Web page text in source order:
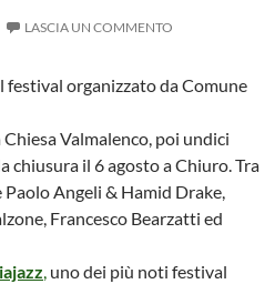
LASCIA UN COMMENTO
festival organizzato da Comune
Chiesa Valmalenco, poi undici
chiusura il 6 agosto a Chiuro. Tra
Angeli & Hamid Drake,
Francesco Bearzatti ed
, uno dei più noti festival